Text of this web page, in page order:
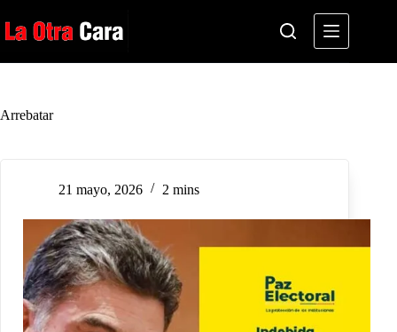
al
contenido
Arrebatar
21 mayo, 2026 2 mins